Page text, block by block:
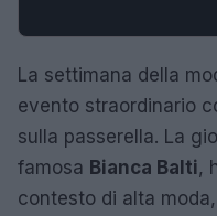
La settimana della
evento straordinario
sulla passerella. La
famosa Bianca Balti,
contesto di alta